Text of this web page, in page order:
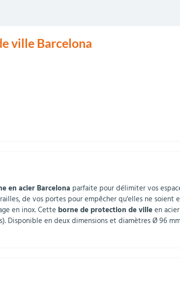
ville Barcelona
en acier Barcelona parfaite pour délimiter vos
de vos portes pour empêcher qu'elles ne soient
en inox. Cette borne de protection de villeen
en deux dimensions et diamètres Ø 96